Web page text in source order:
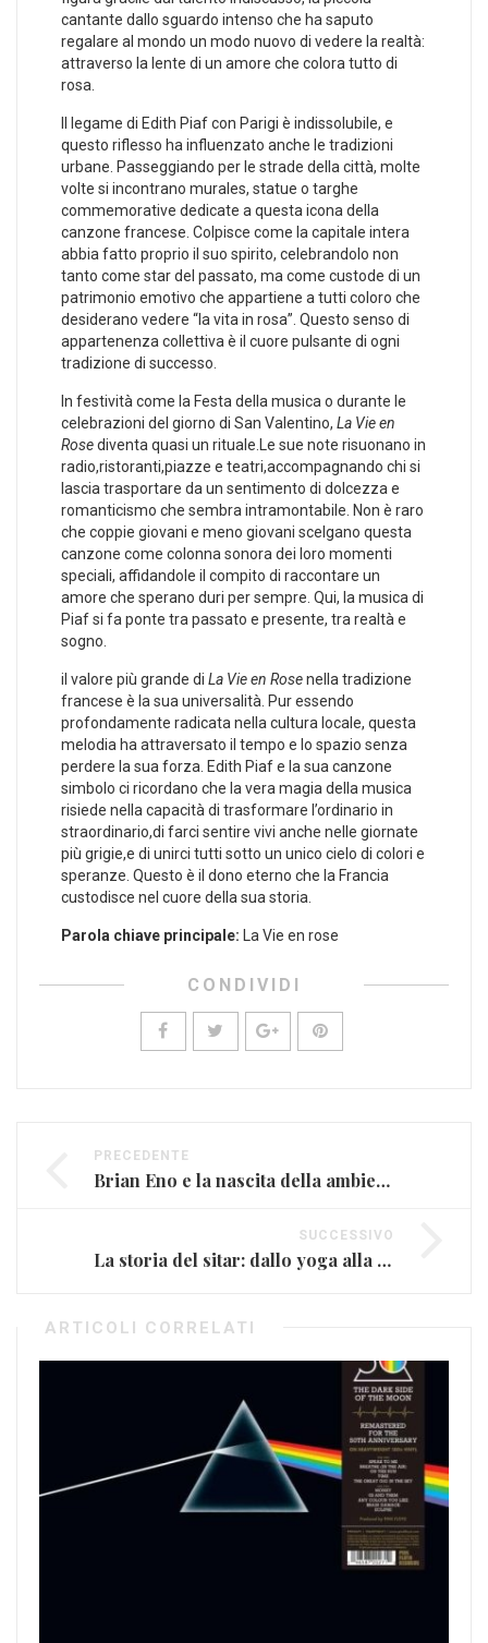
cantante dallo sguardo intenso che ha‌ saputo
regalare al ‍mondo un modo nuovo di vedere‌ la realtà:
attraverso ​la lente di un amore che colora tutto di
rosa.
Il legame ‌di Edith Piaf con Parigi ​è indissolubile, e
questo riflesso ha influenzato anche le tradizioni
urbane. Passeggiando per le strade della città, molte
volte si incontrano murales, statue o targhe
commemorative dedicate a questa icona della
canzone francese.‌ Colpisce come la capitale intera
abbia fatto proprio il suo spirito, celebrandolo non
tanto come star del passato, ma come custode di un
‍patrimonio emotivo che appartiene a tutti coloro che
desiderano vedere “la vita ⁣in rosa”. ⁣Questo senso di
⁢appartenenza collettiva è il ​cuore pulsante di ogni
tradizione di successo.
In festività come la Festa della musica o durante le
celebrazioni ⁤del giorno di San‍ Valentino, La Vie en
Rosediventa quasi ⁣un rituale.Le sue note risuonano in
radio,ristoranti,piazze⁣ e teatri,accompagnando chi si
lascia trasportare‌ da un sentimento di dolcezza e
romanticismo che ​sembra intramontabile. ​Non è raro
che ‌coppie ⁣giovani e meno giovani​ scelgano questa
canzone come colonna sonora dei loro momenti ​
speciali, ‌affidandole il compito di raccontare ⁣un
amore⁣ che sperano duri per sempre. Qui, ‌la musica di
Piaf si fa ponte tra passato e presente, tra realtà e
sogno.
il valore più grande di La Vie en Rosenella tradizione
francese è la sua universalità.​ Pur essendo
profondamente radicata nella cultura locale, questa
melodia ha attraversato il tempo ⁤e lo spazio senza
perdere la sua forza. Edith Piaf e la sua canzone
simbolo ci ricordano che la vera magia della musica
risiede nella capacità di trasformare l’ordinario in
straordinario,di farci sentire vivi anche nelle ⁢giornate
più grigie,e di unirci tutti sotto un ⁣unico ‌cielo di colori e
speranze. Questo ‍è il dono eterno‌ che ​la Francia
custodisce nel cuore della sua storia.
Parola chiave principale: La‍ Vie en rose
CONDIVIDI
PRECEDENTE
Brian Eno e la nascita della ambient music negli anni ’70
SUCCESSIVO
La storia del sitar: dallo yoga alla pop culture occidentale
ARTICOLI CORRELATI